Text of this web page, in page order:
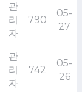
관
리
자
790
05-
27
관
리
자
742
05-
26